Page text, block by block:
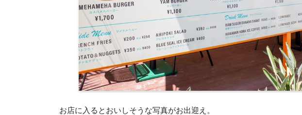
お店に入るとおいしそうな写真がお出迎え。